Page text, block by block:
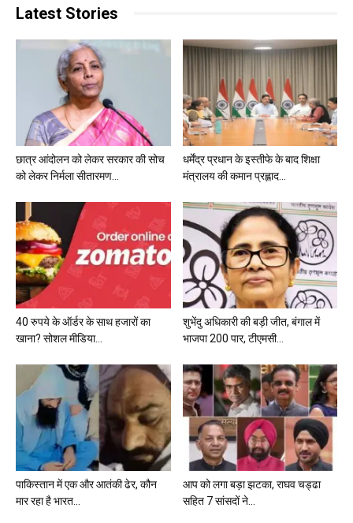
Latest Stories
छात्र आंदोलन को लेकर सरकार की सोच
को लेकर निर्मला सीतारमण...
धर्मेंद्र प्रधान के इस्तीफे के बाद शिक्षा
मंत्रालय की कमान प्रह्लाद...
40 रुपये के ऑर्डर के साथ हजारों का
खाना? सोशल मीडिया...
शुभेंदु अधिकारी की बड़ी जीत, बंगाल में
भाजपा 200 पार, टीएमसी...
पाकिस्तान में एक और आतंकी ढेर, कौन
मार रहा है भारत...
आप को लगा बड़ा झटका, राघव चड्ढा
सहित 7 सांसदों ने...